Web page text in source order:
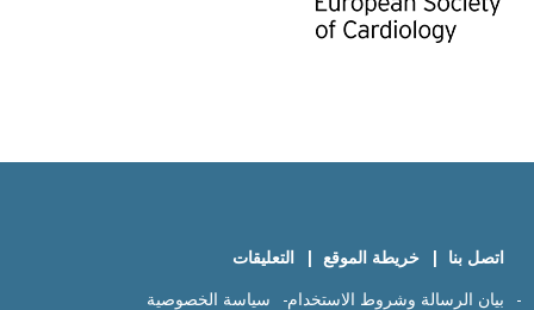
اتصل بنا خريطة الموقع
التعليقات
بيان الرسالة وشروط الاستخدام
سياسة الخصوصية